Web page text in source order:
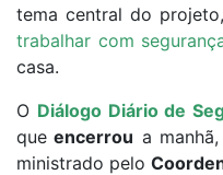
tema central do
trabalhar com
casa.
O Diálogo Diário de
que encerrou a
ministrado pelo